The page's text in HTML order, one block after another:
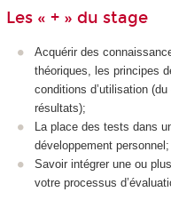
Les « + » du stage
Acquérir des
théoriques, les principes
conditions d’utilisation
résultats);
La place des tests dans
développement personnel;
Savoir intégrer une ou
votre processus